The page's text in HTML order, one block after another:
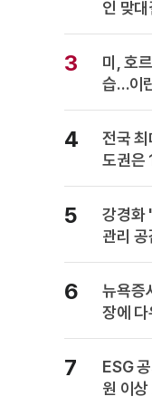
인 맞
3
미, 호
습…이
반발
4
전국
도권은
5
강경화
관리
의
6
뉴욕증
장에
급등
7
ESG
원 이